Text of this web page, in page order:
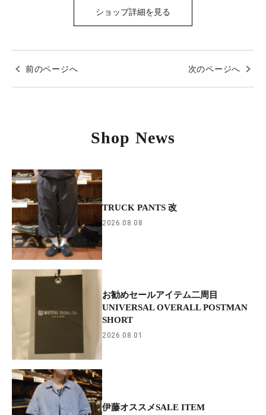
ショップ詳細を見る
前のページへ 次のページへ
Shop News
TRUCK PANTS 改
2026.08.08
お勧めセールアイテム二周目
UNIVERSAL OVERALL POSTMAN
SHORT
2026.08.01
伊藤オススメSALE ITEM